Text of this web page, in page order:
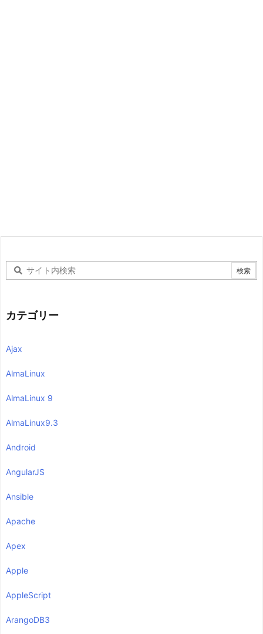
カテゴリー
Ajax
AlmaLinux
AlmaLinux 9
AlmaLinux9.3
Android
AngularJS
Ansible
Apache
Apex
Apple
AppleScript
ArangoDB3